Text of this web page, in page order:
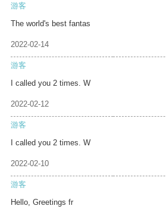
游客
The world's best fantas
2022-02-14
游客
I called you 2 times. W
2022-02-12
游客
I called you 2 times. W
2022-02-10
游客
Hello, Greetings fr